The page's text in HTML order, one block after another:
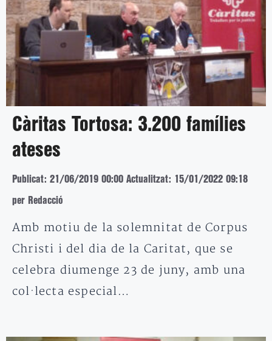
Càritas Tortosa: 3.200 famílies
ateses
Publicat: 21/06/2019 00:00 Actualitzat: 15/01/2022 09:18
per Redacció
Amb motiu de la solemnitat de Corpus
Christi i del dia de la Caritat, que se
celebra diumenge 23 de juny, amb una
col·lecta especial…